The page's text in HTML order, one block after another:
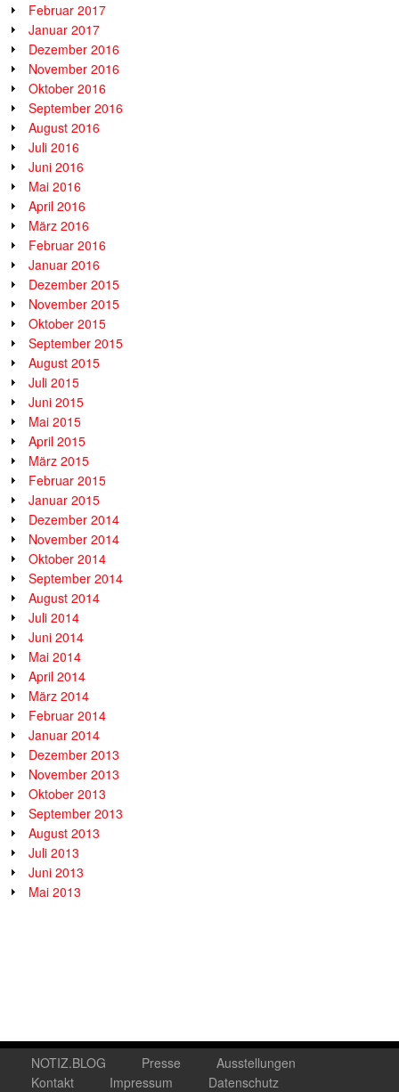
Februar 2017
Januar 2017
Dezember 2016
November 2016
Oktober 2016
September 2016
August 2016
Juli 2016
Juni 2016
Mai 2016
April 2016
März 2016
Februar 2016
Januar 2016
Dezember 2015
November 2015
Oktober 2015
September 2015
August 2015
Juli 2015
Juni 2015
Mai 2015
April 2015
März 2015
Februar 2015
Januar 2015
Dezember 2014
November 2014
Oktober 2014
September 2014
August 2014
Juli 2014
Juni 2014
Mai 2014
April 2014
März 2014
Februar 2014
Januar 2014
Dezember 2013
November 2013
Oktober 2013
September 2013
August 2013
Juli 2013
Juni 2013
Mai 2013
NOTIZ.BLOG Presse
Ausstellungen
Kontakt
Impressum Datenschutz